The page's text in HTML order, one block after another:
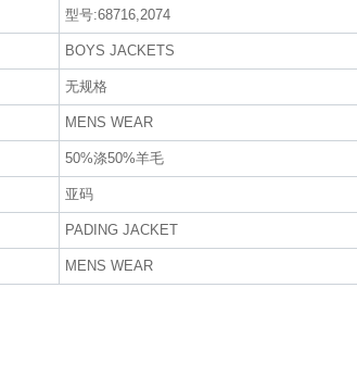
型号:68716,2074
BOYS JACKETS
无规格
MENS WEAR
50%涤50%羊毛
亚码
PADING JACKET
MENS WEAR